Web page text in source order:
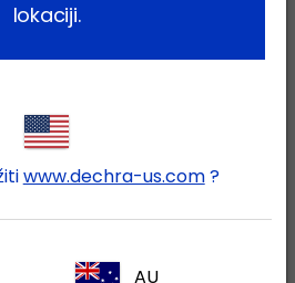
na Vaš Dechra
lokaciji.
www.dechra-us.com?
AU